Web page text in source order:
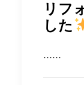
リフ
した
……